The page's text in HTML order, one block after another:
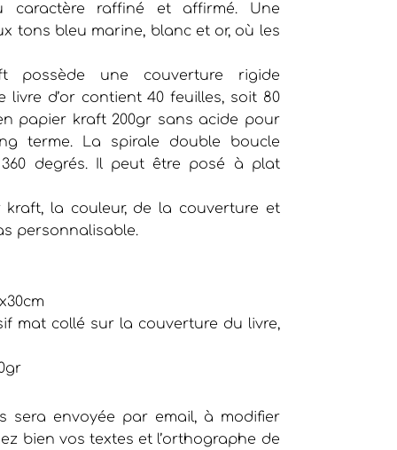
caractère raffiné et affirmé. Une
tons bleu marine, blanc et or, où les
possède une couverture rigide
livre d’or contient 40 feuilles, soit 80
papier kraft 200gr sans acide pour
terme. La spirale double boucle
degrés. Il peut être posé à plat
la couleur, de la couverture et
personnalisable.
mat collé sur la couverture du livre,
sera envoyée par email, à modifier
bien vos textes et l’orthographe de